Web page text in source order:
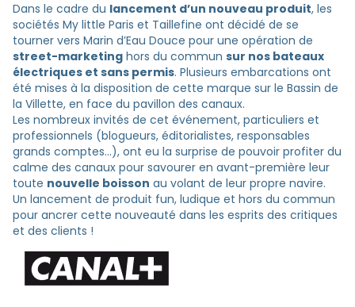
Dans le cadre du lancement d’un nouveau produit, les
sociétés My little Paris et Taillefine ont décidé de se
tourner vers Marin d’Eau Douce pour une opération de
street-marketing hors du commun sur nos bateaux
électriques et sans permis. Plusieurs embarcations ont
été mises à la disposition de cette marque sur le Bassin de
la Villette, en face du pavillon des canaux.
Les nombreux invités de cet événement, particuliers et
professionnels (blogueurs, éditorialistes, responsables
grands comptes…), ont eu la surprise de pouvoir profiter du
calme des canaux pour savourer en avant-première leur
toute nouvelle boisson au volant de leur propre navire.
Un lancement de produit fun, ludique et hors du commun
pour ancrer cette nouveauté dans les esprits des critiques
et des clients !